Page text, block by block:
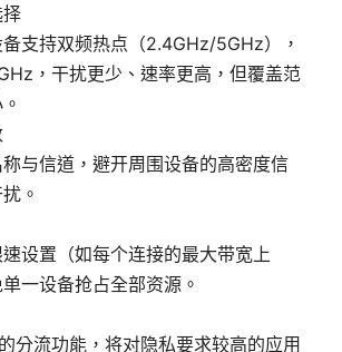
支持双频热点（2.4GHz/5GHz），
，干扰更少、速率更高，但覆盖范
与信道，避开周围设备的高密度信
。
设置（如每个连接的最大带宽上
一设备抢占全部资源。
分流功能，将对隐私要求较高的应用